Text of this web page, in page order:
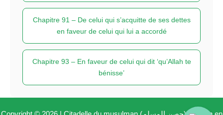
Chapitre 91 – De celui qui s’acquitte de ses dettes
en faveur de celui qui lui a accordé
Chapitre 93 – En faveur de celui qui dit ‘qu’Allah te
bénisse’